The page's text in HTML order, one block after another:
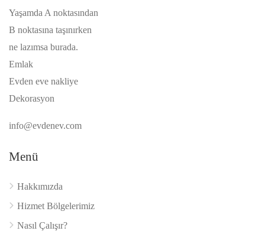
Yaşamda A noktasından
B noktasına taşınırken
ne lazımsa burada.
Emlak
Evden eve nakliye
Dekorasyon
info@evdenev.com
Menü
Hakkımızda
Hizmet Bölgelerimiz
Nasıl Çalışır?